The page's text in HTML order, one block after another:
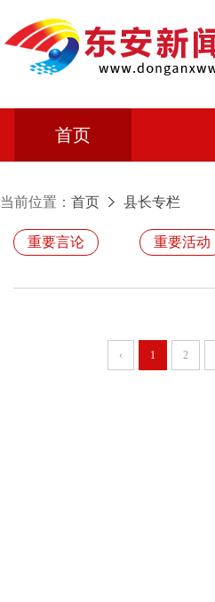
首页
当前位置： 首页 县长专栏
重要言论 重要活动
‹ 1 2